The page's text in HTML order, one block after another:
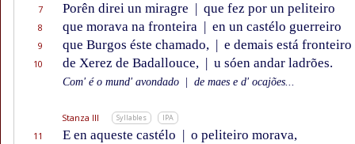
7 Porên direi un miragre | que fez por un peliteiro
8 que morava na fronteira | en un castélo guerreiro
9 que Burgos éste chamado, | e demais está fronteiro
10 de Xerez de Badallouce, | u sóen andar ladrões.
Com' é o mund' avondado de maes e d' ocajões...
Stanza III Syllables IPA
11 E en aqueste castélo | o peliteiro morava,